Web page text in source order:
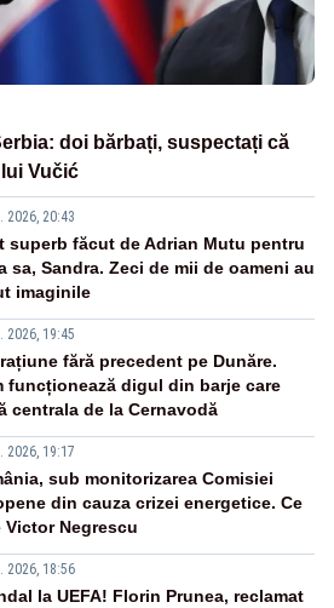
doi bărbați, suspectați că
Vučić
2026, 20:43
superb făcut de Adrian Mutu pentru
sa, Sandra. Zeci de mii de oameni au
imaginile
2026, 19:45
fără precedent pe Dunăre.
funcționează digul din barje care
centrala de la Cernavodă
2026, 19:17
sub monitorizarea Comisiei
din cauza crizei energetice. Ce
Victor Negrescu
2026, 18:56
la UEFA! Florin Prunea, reclamat